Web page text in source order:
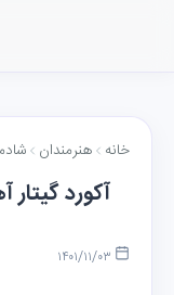
خانه هنرمندان
آکورد